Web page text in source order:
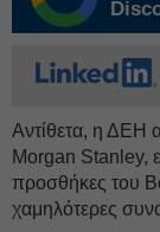
Αντίθετα, η ΔΕΗ
Morgan Stanley,
προσθήκες του
χαμηλότερες